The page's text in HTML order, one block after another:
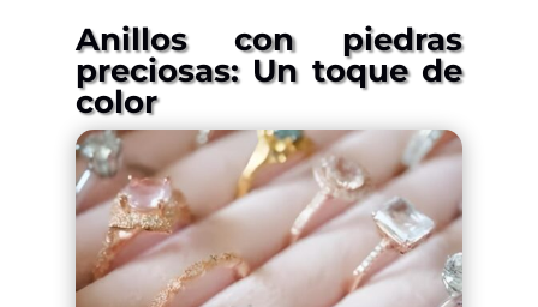
Anillos con piedras
preciosas: Un toque de
color